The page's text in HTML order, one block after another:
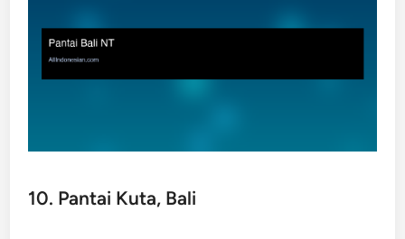
10. Pantai Kuta, Bali